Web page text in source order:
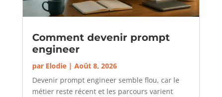
Comment devenir prompt
engineer
par Elodie| Août 8, 2026
Devenir prompt engineer semble flou, car le
métier reste récent et les parcours varient